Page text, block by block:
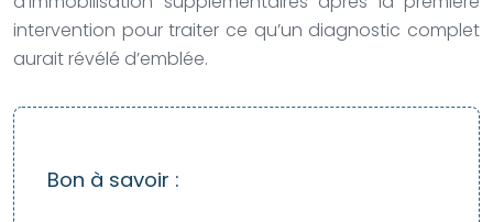
intervention pour traiter ce qu’un diagnostic complet
aurait révélé d’emblée.
Bon à savoir :